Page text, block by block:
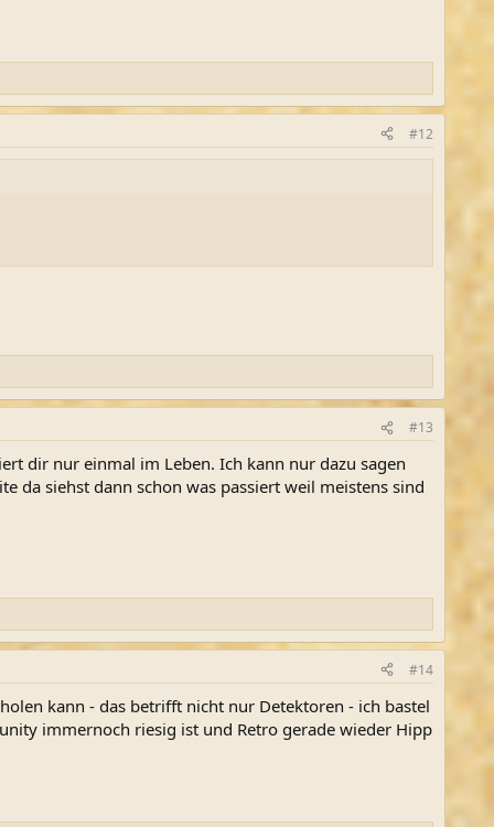
#12
#13
dir nur einmal im Leben. Ich kann nur dazu sagen
da siehst dann schon was passiert weil meistens sind
#14
kann - das betrifft nicht nur Detektoren - ich bastel
immernoch riesig ist und Retro gerade wieder Hipp